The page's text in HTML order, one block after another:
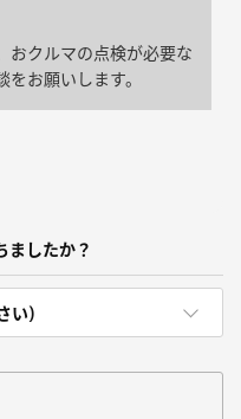
おクルマの点検が必要な
お願いします。
ましたか？
い)